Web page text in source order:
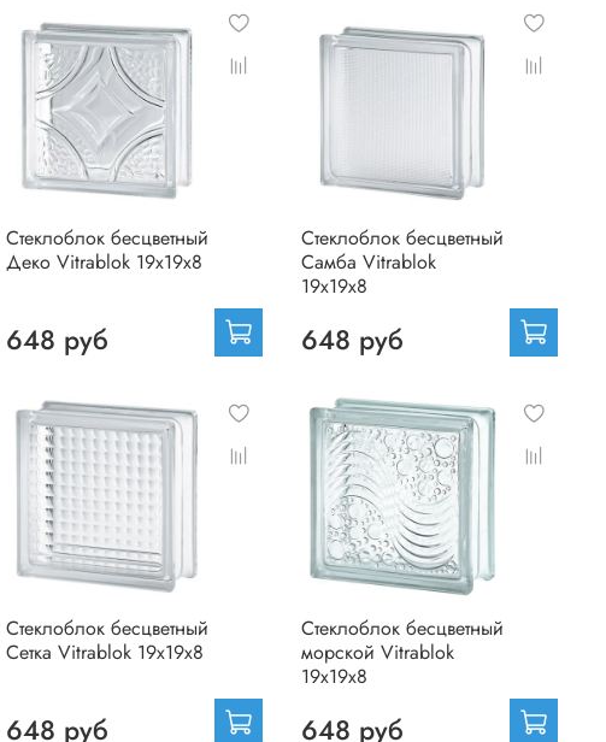
Стеклоблок бесцветный
Деко Vitrablok 19х19х8
648 руб
Стеклоблок бесцветный
Самба Vitrablok
19х19х8
648 руб
Стеклоблок бесцветный
Сетка Vitrablok 19х19х8
648 руб
Стеклоблок бесцветный
морской Vitrablok
19х19х8
648 руб